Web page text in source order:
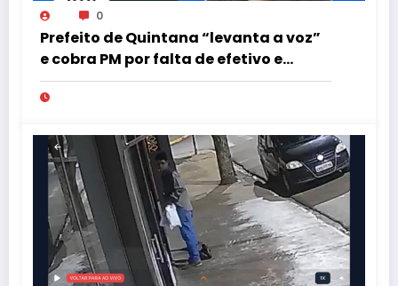
0
Prefeito de Quintana “levanta a voz”
e cobra PM por falta de efetivo e
viaturas na região